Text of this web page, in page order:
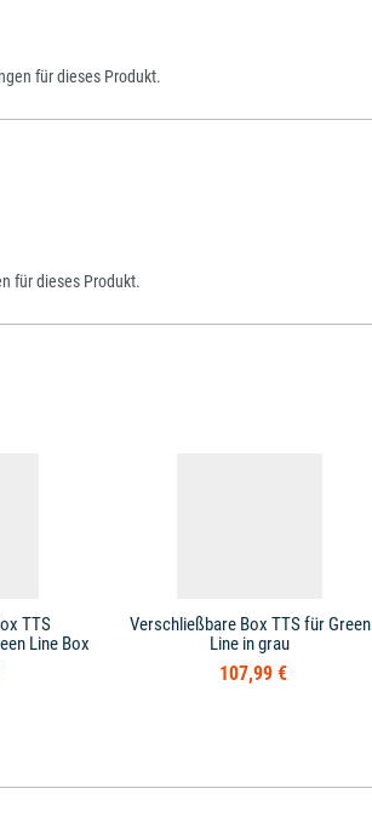
für dieses Produkt.
für dieses Produkt.
TTS
Line Box
Verschließbare Box TTS für Green
Line in grau
107,99 €